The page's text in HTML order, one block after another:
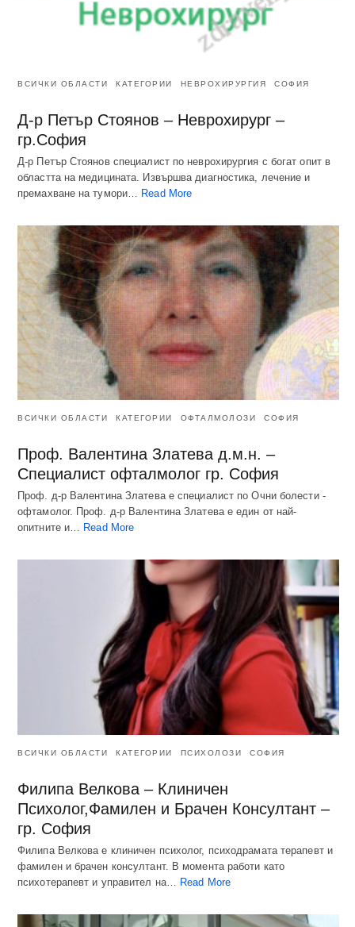
ВСИЧКИ ОБЛАСТИ КАТЕГОРИИ НЕВРОХИРУРГИЯ СОФИЯ
Д-р Петър Стоянов – Неврохирург –
гр.София
Д-р Петър Стоянов специалист по неврохирургия с богат опит в
областта на медицината. Извършва диагностика, лечение и
премахване на тумори…
Read More
ВСИЧКИ ОБЛАСТИ КАТЕГОРИИ ОФТАЛМОЛОЗИ СОФИЯ
Проф. Валентина Златева д.м.н. –
Специалист офталмолог гр. София
Проф. д-р Валентина Златева е специалист по Очни болести -
офтамолог. Проф. д-р Валентина Златева е един от най-
опитните и… Read More
ВСИЧКИ ОБЛАСТИ КАТЕГОРИИ ПСИХОЛОЗИ СОФИЯ
Филипа Велкова – Клиничен
Психолог,Фамилен и Брачен Консултант –
гр. София
Филипа Велкова е клиничен психолог, психодрамата терапевт и
фамилен и брачен консултант. В момента работи като
психотерапевт и управител на…
Read More